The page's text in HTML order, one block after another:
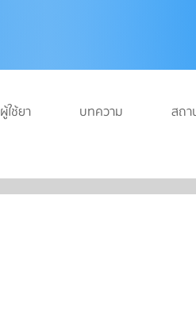
ใช้ยา บทความ สถ